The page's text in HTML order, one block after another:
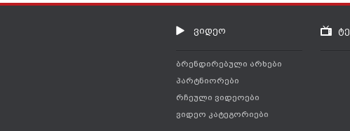
ვიდეო
ბრენდირებული არხები
პარტნიორები
რჩეული ვიდეოები
ვიდეო კატეგორიები